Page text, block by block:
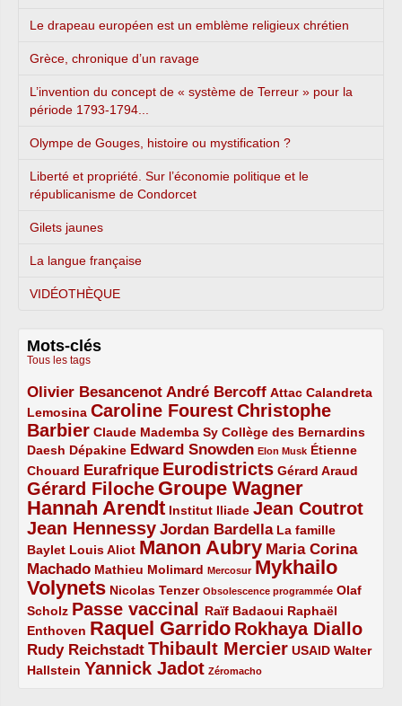
Le drapeau européen est un emblème religieux chrétien
Grèce, chronique d’un ravage
L’invention du concept de « système de Terreur » pour la
période 1793-1794...
Olympe de Gouges, histoire ou mystification ?
Liberté et propriété. Sur l’économie politique et le
républicanisme de Condorcet
Gilets jaunes
La langue française
VIDÉOTHÈQUE
Mots-clés
Tous les tags
Olivier Besancenot
3/5 André Bercoff
3/5 Attac
2/5
Calandreta
Lemosina
2/5 Caroline Fourest
4/5
Christophe
Barbier
4/5 Claude Mademba Sy
2/5 Collège des Bernardins
2/5
Daesh
2/5 Dépakine
2/5 Edward Snowden
3/5 Elon Musk
1/5
Étienne
Chouard
2/5 Eurafrique
3/5 Eurodistricts
4/5 Gérard Araud
2/5
Gérard Filoche
4/5 Groupe Wagner
5/5
Hannah Arendt
5/5 Institut Iliade
2/5 Jean Coutrot
4/5
Jean Hennessy
4/5 Jordan Bardella
3/5
La famille
Baylet
2/5 Louis Aliot
2/5 Manon Aubry
5/5
Maria Corina
Machado
3/5 Mathieu Molimard
2/5 Mercosur
1/5
Mykhailo
Volynets
5/5 Nicolas Tenzer
2/5 Obsolescence programmée
1/5
Olaf
Scholz
2/5 Passe vaccinal
4/5 Raïf Badaoui
2/5
Raphaël
Enthoven
2/5 Raquel Garrido
5/5 Rokhaya Diallo
4/5
Rudy Reichstadt
3/5 Thibault Mercier
4/5 USAID
2/5
Walter
Hallstein
2/5 Yannick Jadot
4/5 Zéromacho
1/5